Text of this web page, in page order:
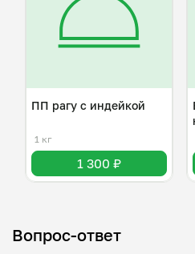
ПП рагу с индейкой
1 кг
1 300 ₽
Вопрос-ответ